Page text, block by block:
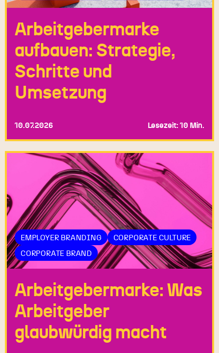
Arbeitgebermarke
aufbauen: Strategie,
Schritte und
Umsetzung
10.07.2026 Lesezeit: 10 Min.
EMPLOYER BRANDING
CORPORATE CULTURE
CORPORATE BRAND
Arbeitgebermarke: Was
Arbeitgeber
glaubwürdig macht